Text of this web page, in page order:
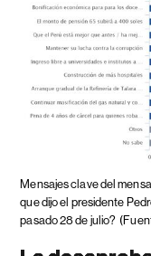
Mensajes clave del
que dijo el presidente
pasado 28 de julio?